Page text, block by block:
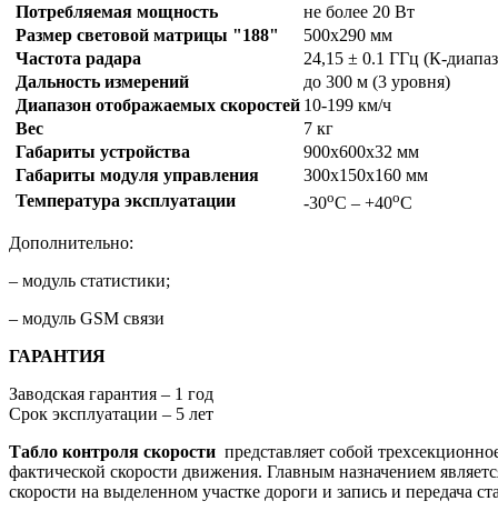
Потребляемая мощность
не более 20 Вт
Размер световой матрицы "188"
500х290 мм
Частота радара
24,15 ± 0.1 ГГц (К-
Дальность измерений
до 300 м (3 уровня)
Диапазон отображаемых скоростей 10-199 км/ч
Вес
7 кг
Габариты устройства
900х600х32 мм
Габариты модуля управления
300х150х160 мм
Температура эксплуатации
-30оС – +40оС
Дополнительно:
– модуль статистики;
– модуль GSM связи
ГАРАНТИЯ
Заводская гарантия – 1 год
Срок эксплуатации – 5 лет
Табло контроля скорости представляет собой
фактической скорости движения. Главным назначением
скорости на выделенном участке дороги и запись и передача